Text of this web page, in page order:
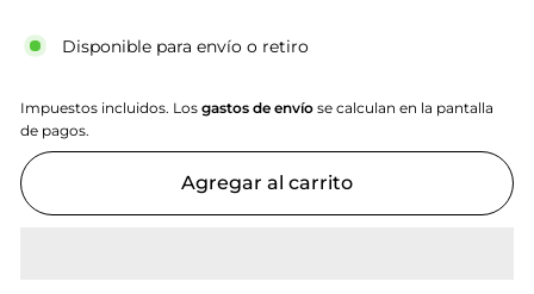
Disponible para envío o retiro
Impuestos incluidos. Los gastos de envío se calculan en la pantalla
de pagos.
Agregar al carrito